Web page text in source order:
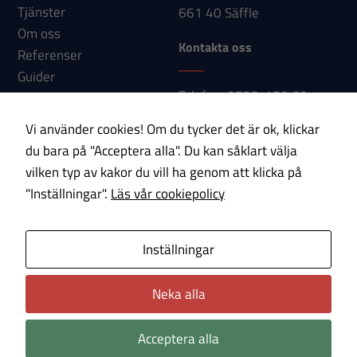
Tjänster
Om oss
Referenser
Guider
Nyheter
Kontakt
661 40 Säffle
Kontakta oss
Telefon: 0533-150 60
info@paab.com
Prenumerera på vårt nyhetsbrev!
E-post
Om cookies
Vi använder cookies! Om du tycker det är ok, klickar
du bara på "Acceptera alla". Du kan såklart välja
vilken typ av kakor du vill ha genom att klicka på
"Inställningar". Läs vår cookiepolicy
Inställningar
Neka alla
Acceptera alla
För att vår
prestera så
bra som
möjligt under
ditt besök.
Om du nekar
dessa
kommer viss
funktionalitet